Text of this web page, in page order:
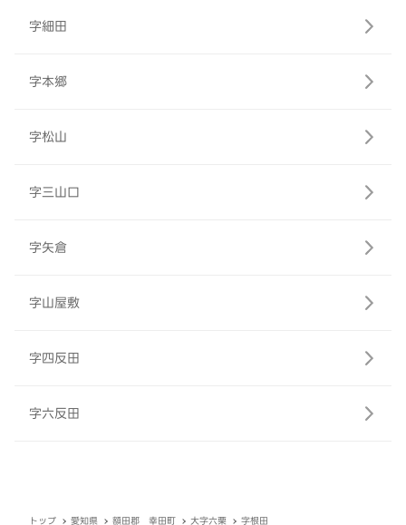
字細田
字本郷
字松山
字三山口
字矢倉
字山屋敷
字四反田
字六反田
トップ 愛知県 額田郡 幸田町 大字六栗 字根田